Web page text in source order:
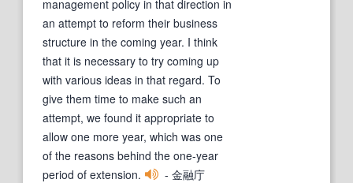
management policy in that direction in
an attempt to reform their business
structure in the coming year. I think
that it is necessary to try coming up
with various ideas in that regard. To
give them time to make such an
attempt, we found it appropriate to
allow one more year, which was one
of the reasons behind the one-year
period of extension.
- 金融庁